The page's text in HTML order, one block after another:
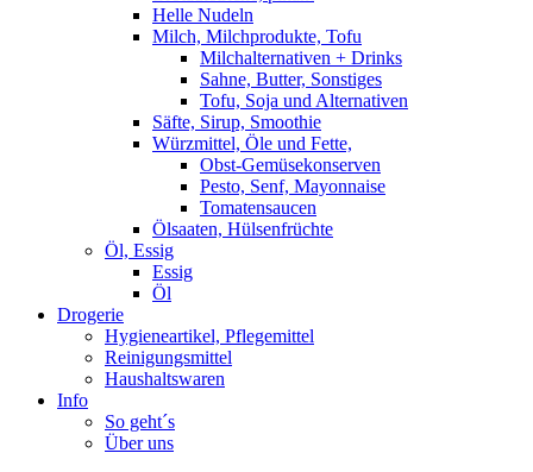
Helle Nudeln
Milch, Milchprodukte, Tofu
Milchalternativen + Drinks
Sahne, Butter, Sonstiges
Tofu, Soja und Alternativen
Säfte, Sirup, Smoothie
Würzmittel, Öle und Fette,
Obst-Gemüsekonserven
Pesto, Senf, Mayonnaise
Tomatensaucen
Ölsaaten, Hülsenfrüchte
Öl, Essig
Essig
Öl
Drogerie
Hygieneartikel, Pflegemittel
Reinigungsmittel
Haushaltswaren
Info
So geht´s
Über uns